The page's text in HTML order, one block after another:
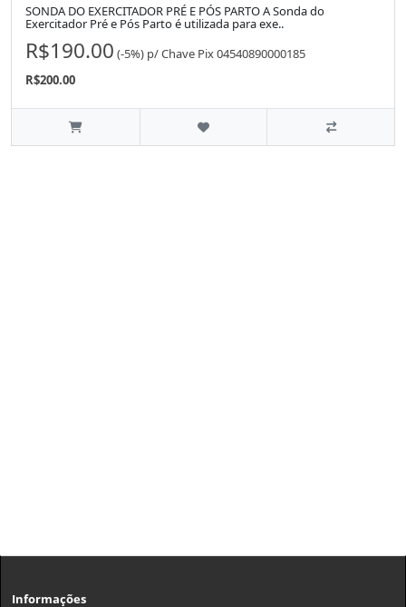
SONDA DO EXERCITADOR PRÉ E PÓS PARTO A Sonda do
Exercitador Pré e Pós Parto é utilizada para exe..
R$190.00 (-5%) p/Chave Pix 04540890000185
R$200.00
Informações